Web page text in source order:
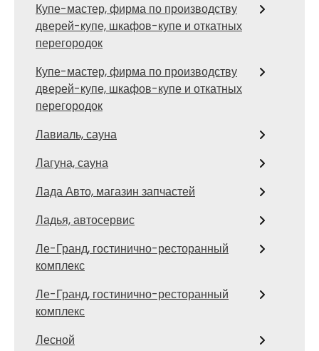
Купе-мастер, фирма по производству
дверей-купе, шкафов-купе и откатных
перегородок
Купе-мастер, фирма по производству
дверей-купе, шкафов-купе и откатных
перегородок
Лавиаль, сауна
Лагуна, сауна
Лада Авто, магазин запчастей
Ладья, автосервис
Ле-Гранд, гостинично-ресторанный
комплекс
Ле-Гранд, гостинично-ресторанный
комплекс
Лесной